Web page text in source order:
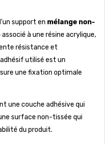
support en mélange non-
associé à une résine acrylique,
résistance et
utilisé est un
une fixation optimale
une couche adhésive qui
surface non-tissée qui
du produit.